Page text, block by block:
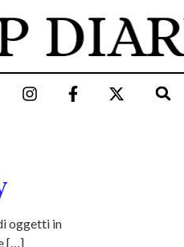
oggetti in
[…]